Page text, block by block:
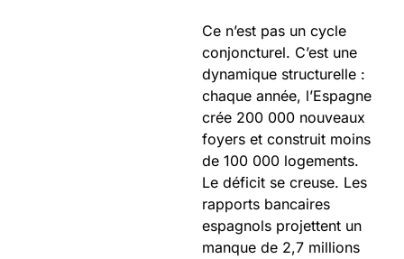
Ce n’est pas un cycle
conjoncturel. C’est une
dynamique structurelle :
chaque année, l’Espagne
crée 200 000 nouveaux
foyers et construit moins
de 100 000 logements.
Le déficit se creuse. Les
rapports bancaires
espagnols projettent un
manque de 2,7 millions